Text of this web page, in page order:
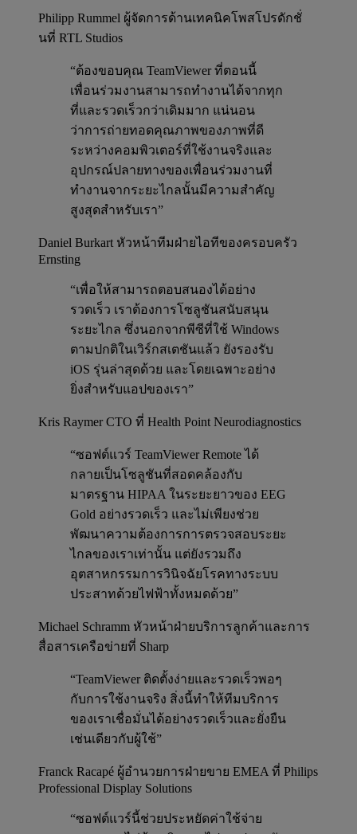
Philipp Rummel ผู้จัดการด้านเทคนิคโพสโปรดักชั่
นที่ RTL Studios
“ต้องขอบคุณ TeamViewer ที่ตอนนี้
เพื่อนร่วมงานสามารถทำงานได้จากทุก
ที่และรวดเร็วกว่าเดิมมาก แน่นอน
ว่าการถ่ายทอดคุณภาพของภาพที่ดี
ระหว่างคอมพิวเตอร์ที่ใช้งานจริงและ
อุปกรณ์ปลายทางของเพื่อนร่วมงานที่
ทำงานจากระยะไกลนั้นมีความสำคัญ
สูงสุดสำหรับเรา”
Daniel Burkart หัวหน้าทีมฝ่ายไอทีของครอบครัว
Ernsting
“เพื่อให้สามารถตอบสนองได้อย่าง
รวดเร็ว เราต้องการโซลูชันสนับสนุน
ระยะไกล ซึ่งนอกจากพีซีที่ใช้ Windows
ตามปกติในเวิร์กสเตชันแล้ว ยังรองรับ
iOS รุ่นล่าสุดด้วย และโดยเฉพาะอย่าง
ยิ่งสำหรับแอปของเรา”
Kris Raymer CTO ที่ Health Point Neurodiagnostics
“ซอฟต์แวร์ TeamViewer Remote ได้
กลายเป็นโซลูชันที่สอดคล้องกับ
มาตรฐาน HIPAA ในระยะยาวของ EEG
Gold อย่างรวดเร็ว และไม่เพียงช่วย
พัฒนาความต้องการการตรวจสอบระยะ
ไกลของเราเท่านั้น แต่ยังรวมถึง
อุตสาหกรรมการวินิจฉัยโรคทางระบบ
ประสาทด้วยไฟฟ้าทั้งหมดด้วย”
Michael Schramm หัวหน้าฝ่ายบริการลูกค้าและการ
สื่อสารเครือข่ายที่ Sharp
“TeamViewer ติดตั้งง่ายและรวดเร็วพอๆ
กับการใช้งานจริง สิ่งนี้ทำให้ทีมบริการ
ของเราเชื่อมั่นได้อย่างรวดเร็วและยั่งยืน
เช่นเดียวกับผู้ใช้”
Franck Racapé ผู้อำนวยการฝ่ายขาย EMEA ที่ Philips
Professional Display Solutions
“ซอฟต์แวร์นี้ช่วยประหยัดค่าใช้จ่าย